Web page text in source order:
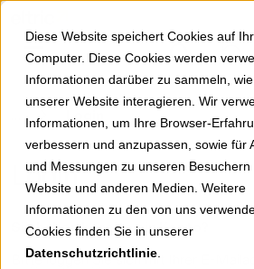
Diese Website speichert Cookies auf
Computer. Diese Cookies werden
Informationen darüber zu sammeln,
unserer Website interagieren. Wir
Informationen, um Ihre Browser-
verbessern und anzupassen, sowie für
und Messungen zu unseren
Website und anderen Medien. Weitere
Informationen zu den von uns
Cookies finden Sie in unserer
Datenschutzrichtlinie
Springe zu Hauptinhalt
0
Login
Login
Sie haben bereits ein Konto?
Bitte loggen Sie sich mit Ihrer E-